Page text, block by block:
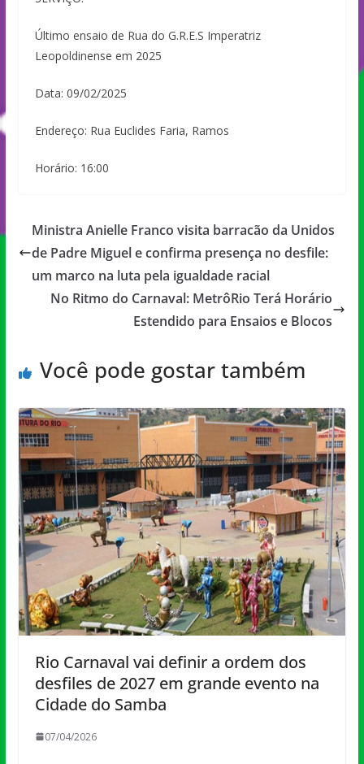
Último ensaio de Rua do G.R.E.S Imperatriz
Leopoldinense em 2025
Data: 09/02/2025
Endereço: Rua Euclides Faria, Ramos
Horário: 16:00
Ministra Anielle Franco visita barracão da Unidos
de Padre Miguel e confirma presença no desfile:
um marco na luta pela igualdade racial
No Ritmo do Carnaval: MetrôRio Terá Horário
Estendido para Ensaios e Blocos
Você pode gostar também
Rio Carnaval vai definir a ordem dos
desfiles de 2027 em grande evento na
Cidade do Samba
07/04/2026